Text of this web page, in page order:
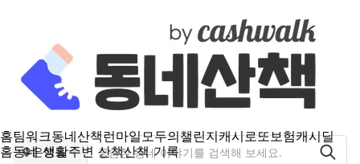
홈팀워크동네산책런마일모두의챌린지캐시로또보험캐시딜
홈동네 생활주변 산책산책 기록
은행동